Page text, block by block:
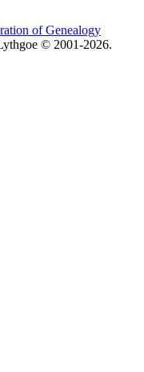
of Genealogy
© 2001-2026.